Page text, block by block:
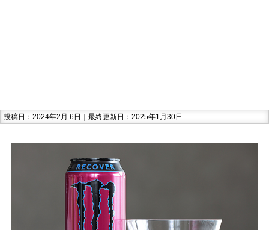
投稿日：2024年2月 6日｜最終更新日：2025年1月30日